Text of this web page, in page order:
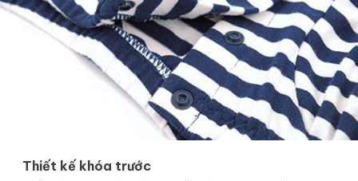
Thiết kế khóa trước